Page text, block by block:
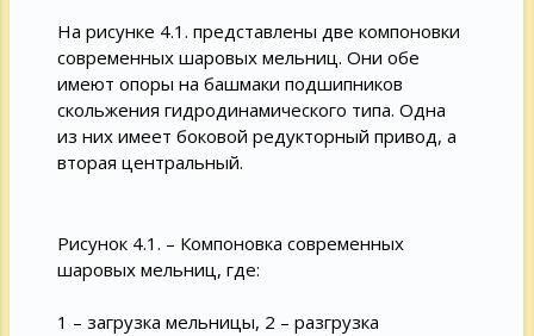
На рисунке 4.1. представлены две компоновки
современных шаровых мельниц. Они обе
имеют опоры на башмаки подшипников
скольжения гидродинамического типа. Одна
из них имеет боковой редукторный привод, а
вторая центральный.
Рисунок 4.1. – Компоновка современных
шаровых мельниц, где:
1 – загрузка мельницы, 2 – разгрузка